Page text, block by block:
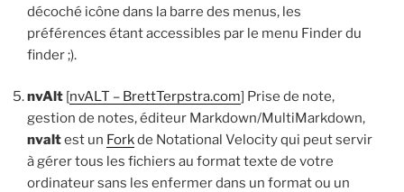
décoché icône dans la barre des menus, les
préférences étant accessibles par le menu Finder du
finder ;).
nvAlt [nvALT – BrettTerpstra.com] Prise de note,
gestion de notes, éditeur Markdown/MultiMarkdown,
nvaltest un Forkde Notational Velocity qui peut servir
à gérer tous les fichiers au format texte de votre
ordinateur sans les enfermer dans un format ou un